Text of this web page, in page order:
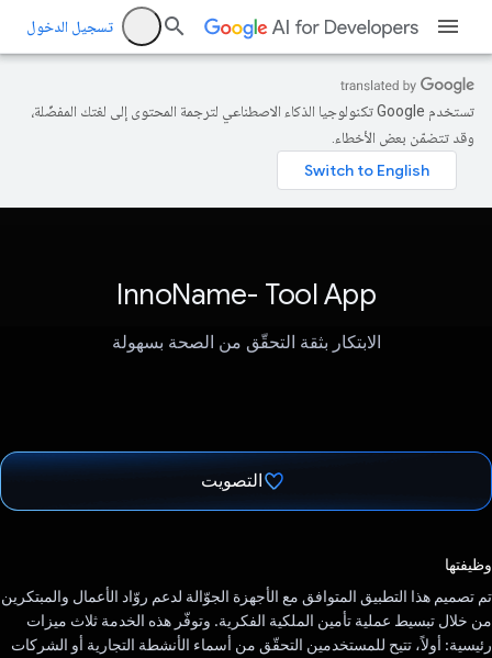
تسجيل الدخول
تستخدم Google تكنولوجيا الذكاء الاصطناعي لترجمة المحتوى إلى لغتك المفضّلة،
وقد تتضمّن بعض الأخطاء.
InnoName- Tool App
الابتكار بثقة التحقّق من الصحة بسهولة
التصويت
وظيفتها
تم تصميم هذا التطبيق المتوافق مع الأجهزة الجوّالة لدعم روّاد الأعمال والمبتكرين
من خلال تبسيط عملية تأمين الملكية الفكرية. وتوفّر هذه الخدمة ثلاث ميزات
رئيسية: أولاً، تتيح للمستخدمين التحقّق من أسماء الأنشطة التجارية أو الشركات